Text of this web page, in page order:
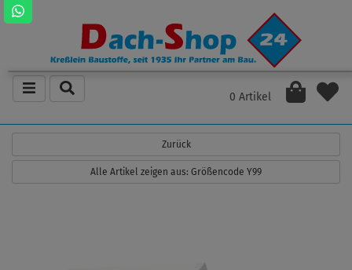
0 Artikel
Zurück
Alle Artikel zeigen aus: Größencode Y99